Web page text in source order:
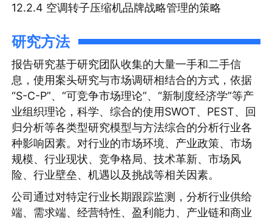
12.2.4 空调转子压缩机品牌战略管理的策略
研究方法
报告研究基于研究团队收集的大量一手和二手信
息，使用案头研究与市场调研相结合的方式，依据
“S-C-P”、“可竞争市场理论”、“新制度经济学”等产
业组织理论，科学、综合的使用SWOT、PEST、回
归分析等各类型研究模型与方法综合的分析行业各
种影响因素。对行业的市场环境、产业政策、市场
规模、行业现状、竞争格局、技术革新、市场风
险、行业壁垒、机遇以及挑战等相关因素。
公司通过对特定行业长期跟踪监测，分析行业供给
端、需求端、经营特性、盈利能力、产业链和商业